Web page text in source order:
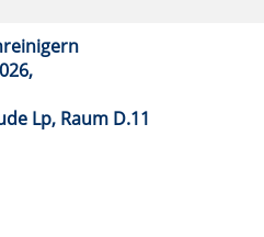
Lp, Raum D.11